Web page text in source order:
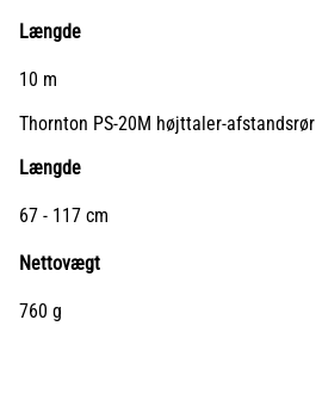
Længde
10 m
Thornton PS-20M højttaler-afstandsrør
Længde
67 - 117 cm
Nettovægt
760 g